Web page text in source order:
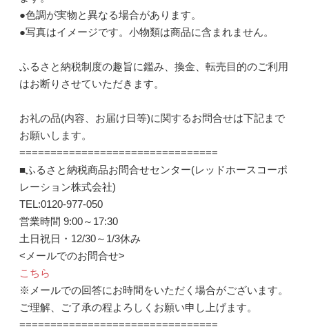
●色調が実物と異なる場合があります。
●写真はイメージです。小物類は商品に含まれません。
ふるさと納税制度の趣旨に鑑み、換金、転売目的のご利用
はお断りさせていただきます。
お礼の品(内容、お届け日等)に関するお問合せは下記まで
お願いします。
================================
■ふるさと納税商品お問合せセンター(レッドホースコーポ
レーション株式会社)
TEL:0120-977-050
営業時間 9:00～17:30
土日祝日・12/30～1/3休み
<メールでのお問合せ>
こちら
※メールでの回答にお時間をいただく場合がございます。
ご理解、ご了承の程よろしくお願い申し上げます。
================================